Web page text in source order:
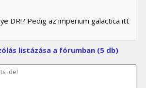
DR!? Pedig az imperium galactica itt
listázása a fórumban (5 db)